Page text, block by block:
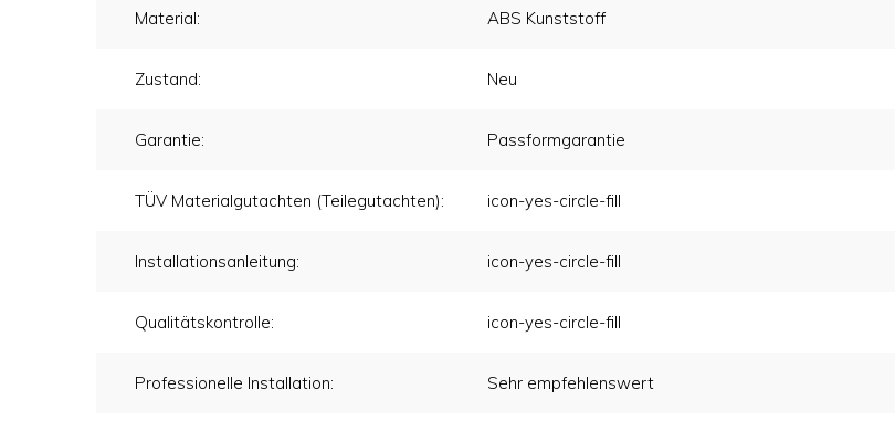
Material: ABS Kunststoff
Zustand: Neu
Garantie: Passformgarantie
TÜV Materialgutachten (Teilegutachten): icon-yes-circle-fill
Installationsanleitung: icon-yes-circle-fill
Qualitätskontrolle: icon-yes-circle-fill
Professionelle Installation: Sehr empfehlenswert